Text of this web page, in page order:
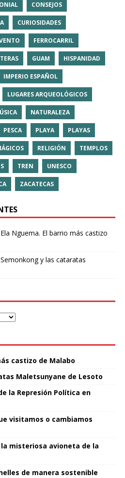
CONSEJOS
CURIOSIDADES
FERROCARRIL
GUAM HISPANIDAD
IMPERIO ESPAÑOL
LUGARES ARQUEOLÓGICOS
NATURALEZA
PESCA PLAYA PLAYAS
RELIGIÓN TEMPLOS
TREN UNESCO
ZACATECAS
Ela Nguema. El barrio más castizo
Semonkong y las cataratas
castizo de Malabo
Maletsunyane de Lesoto
la Represión Política en
visitamos o cambiamos
la misteriosa avioneta de la
de manera sostenible